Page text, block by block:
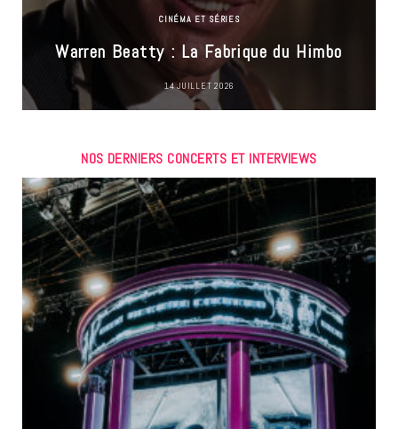
CINÉMA ET SÉRIES
Warren Beatty : La Fabrique du Himbo
14 JUILLET 2026
NOS DERNIERS CONCERTS ET INTERVIEWS